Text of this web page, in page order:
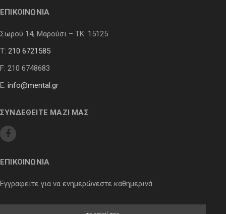
ΕΠΙΚΟΙΝΩΝΙΑ
Σωρού 14, Μαρούσι – ΤΚ: 15125
Τ: 210 6721585
F: 210 6748683
E: info@mental.gr
ΣΥΝΔΕΘΕΙΤΕ ΜΑΖΙ ΜΑΣ
ΕΠΙΚΟΙΝΩΝΙΑ
Εγγραφείτε για να ενημερώνεστε καθημερινά